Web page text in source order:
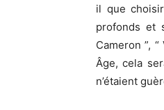
il que
profonds et
Cameron ”,
Âge, cela
n’étaient